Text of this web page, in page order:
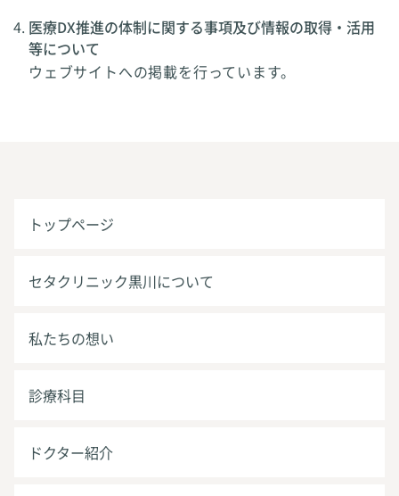
医療DX推進の体制に関する事項及び情報の取得・活用
等について
ウェブサイトへの掲載を行っています。
トップページ
セタクリニック黒川について
私たちの想い
診療科目
ドクター紹介